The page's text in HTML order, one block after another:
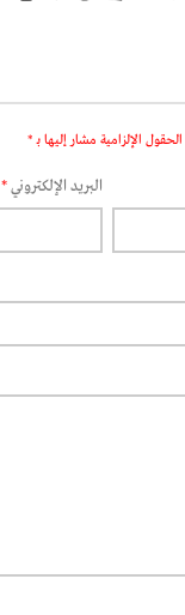
الحقول الإلزامية مشار إليها بـ *
البريد الإلكتروني*